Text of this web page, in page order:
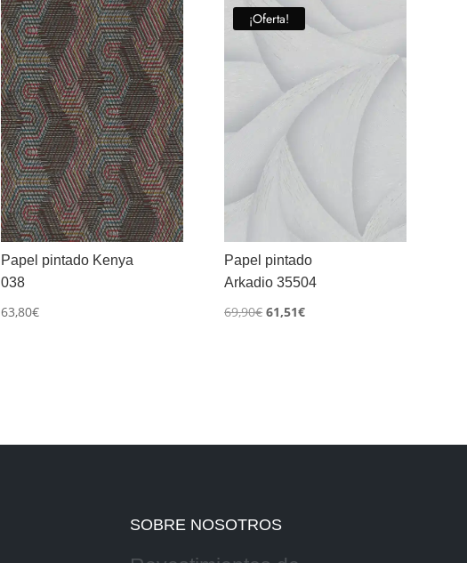
Papel pintado Kenya
038
63,80€
¡Oferta!
Papel pintado
Arkadio 35504
69,90€ El
61,51€El
SOBRE NOSOTROS